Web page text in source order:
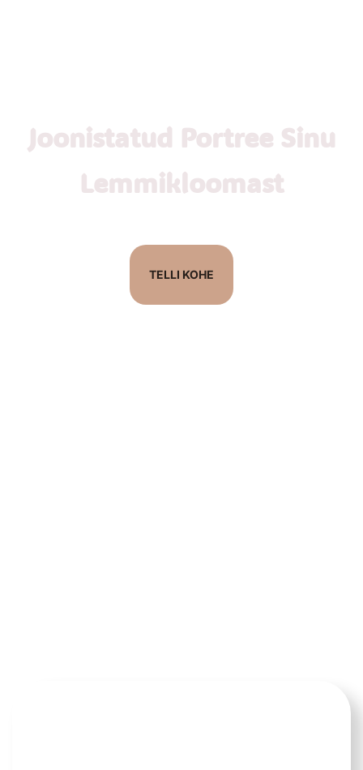
Joonistatud Portree Sinu
Lemmikloomast
TELLI KOHE